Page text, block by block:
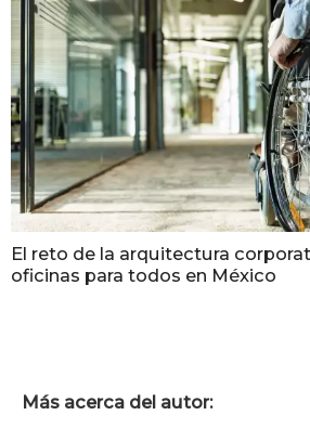
El reto de la arquitectura
oficinas para todos en México
Más acerca del autor: